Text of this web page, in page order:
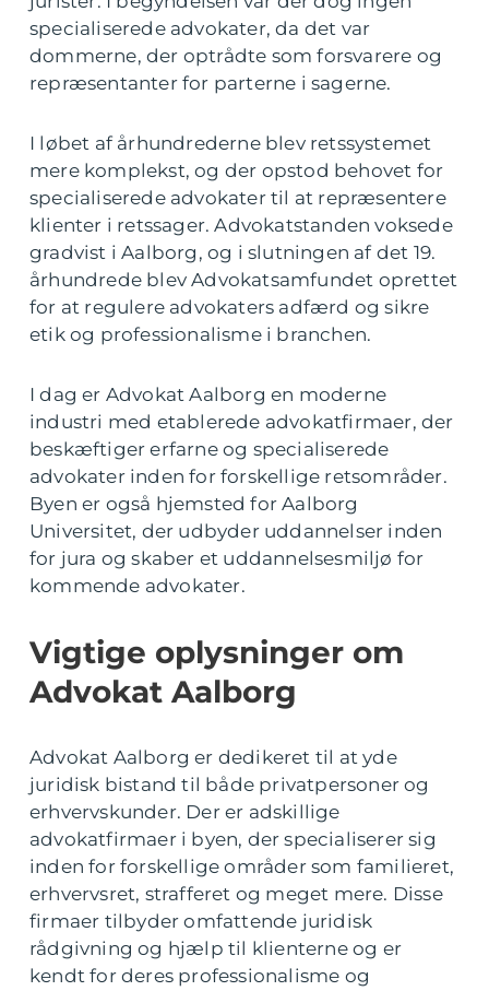
specialiserede advokater, da det var
dommerne, der optrådte som forsvarere og
repræsentanter for parterne i sagerne.
I løbet af århundrederne blev retssystemet
mere komplekst, og der opstod behovet for
specialiserede advokater til at repræsentere
klienter i retssager. Advokatstanden voksede
gradvist i Aalborg, og i slutningen af det 19.
århundrede blev Advokatsamfundet oprettet
for at regulere advokaters adfærd og sikre
etik og professionalisme i branchen.
I dag er Advokat Aalborg en moderne
industri med etablerede advokatfirmaer, der
beskæftiger erfarne og specialiserede
advokater inden for forskellige retsområder.
Byen er også hjemsted for Aalborg
Universitet, der udbyder uddannelser inden
for jura og skaber et uddannelsesmiljø for
kommende advokater.
Vigtige oplysninger om
Advokat Aalborg
Advokat Aalborg er dedikeret til at yde
juridisk bistand til både privatpersoner og
erhvervskunder. Der er adskillige
advokatfirmaer i byen, der specialiserer sig
inden for forskellige områder som familieret,
erhvervsret, strafferet og meget mere. Disse
firmaer tilbyder omfattende juridisk
rådgivning og hjælp til klienterne og er
kendt for deres professionalisme og